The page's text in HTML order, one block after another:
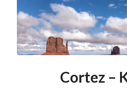
Cortez –